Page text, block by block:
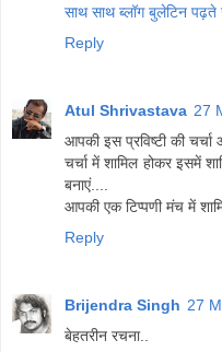
साथ साथ ब्लॉग बुलेटिन पढ़ते
Reply
Atul Shrivastava 27
आपकी इस प्रविष्टी की
चर्चा में शामिल होकर इसमें
बनाएं....
आपकी एक टिप्‍पणी मंच में
Reply
Brijendra Singh 27
बेहतरीन रचना..